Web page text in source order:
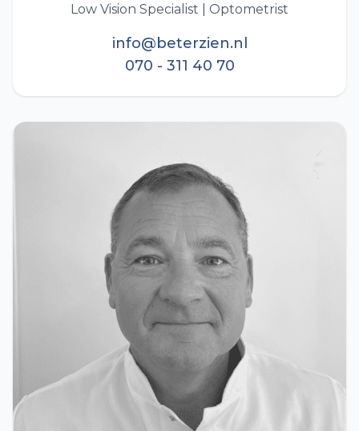
Low Vision Specialist | Optometrist
info@beterzien.nl
070 - 311 40 70